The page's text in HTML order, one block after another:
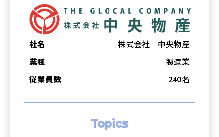
社名
株式会社 中央物産
業種
製造業
従業員数
240名
Topics